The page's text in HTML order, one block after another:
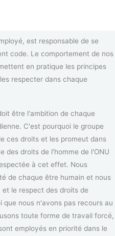
avec les communautés et
est responsable de se
code. Le comportement de nos
en pratique les principes
respecter dans chaque
être l'ambition de chaque
C'est pourquoi le groupe
ces droits et les promeut dans
des droits de l'homme de l'ONU
à cet effet. Nous
de chaque être humain et nous
le respect des droits de
que nous n'avons pas recours au
toute forme de travail forcé,
employés en priorité dans le